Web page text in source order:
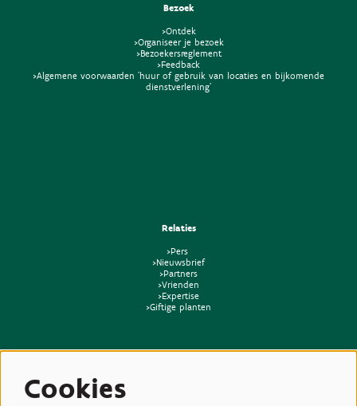
Bezoek
>Ontdek
>Organiseer je bezoek
>Bezoekersreglement
>Feedback
>Algemene voorwaarden 'huur of gebruik van locaties en bijkomende
dienstverlening'
Relaties
>Pers
>Nieuwsbrief
>Partners
>Vrienden
>Expertise
>Giftige planten
Cookies